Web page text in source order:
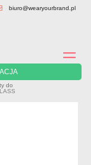
biuro@wearyourbrand.pl
do